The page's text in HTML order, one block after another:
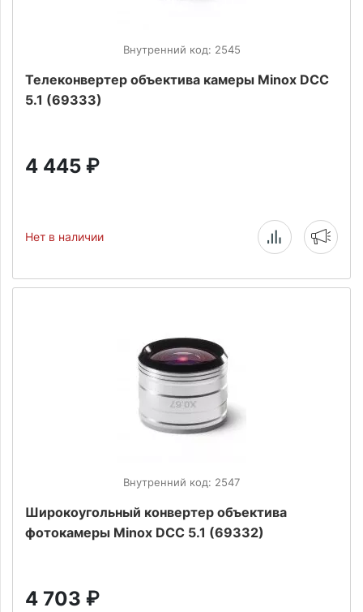
Внутренний код: 2545
Телеконвертер объектива камеры Minox DCC
5.1 (69333)
4 445 ₽
Нет в наличии
Внутренний код: 2547
Широкоугольный конвертер объектива
фотокамеры Minox DCC 5.1 (69332)
4 703 ₽